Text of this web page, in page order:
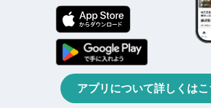
アプリについて詳しくはこ